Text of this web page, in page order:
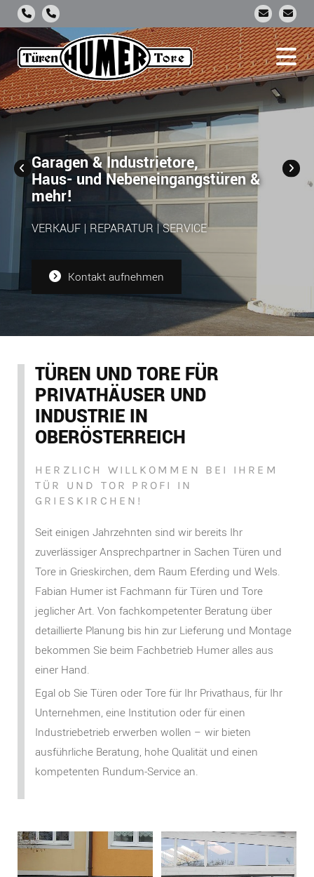
Garagen & Industrietore,
Haus- und Nebeneingangstüren &
mehr!
VERKAUF | REPARATUR | SERVICE
Kontakt aufnehmen
TÜREN UND TORE FÜR
PRIVATHÄUSER UND
INDUSTRIE IN
OBERÖSTERREICH
HERZLICH WILLKOMMEN BEI IHREM
TÜR UND TOR PROFI IN
GRIESKIRCHEN!
Seit einigen Jahrzehnten sind wir bereits Ihr
zuverlässiger Ansprechpartner in Sachen Türen und
Tore in Grieskirchen, dem Raum Eferding und Wels.
Fabian Humer ist Fachmann für Türen und Tore
jeglicher Art. Von fachkompetenter Beratung über
detaillierte Planung bis hin zur Lieferung und Montage
bekommen Sie beim Fachbetrieb Humer alles aus
einer Hand.
Egal ob Sie Türen oder Tore für Ihr Privathaus, für Ihr
Unternehmen, eine Institution oder für einen
Industriebetrieb erwerben wollen – wir bieten
ausführliche Beratung, hohe Qualität und einen
kompetenten Rundum-Service an.